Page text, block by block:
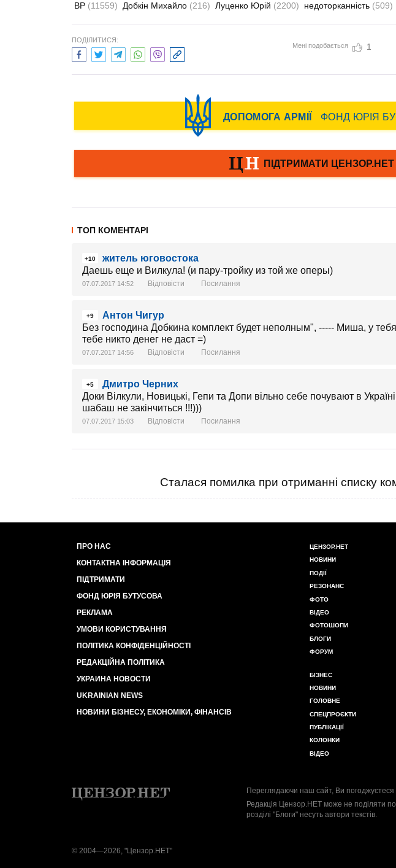
ВР (11559) Добкін Михайло (216) Луценко Юрій (2200) недоторканність (509)
ПОДІЛИТИСЯ:
Мені подобається 1
ТОП КОМЕНТАРІ
+10
житель юговостока
Даешь еще и Вилкула! (и пару-тройку из той же оперы)
07.07.2017 14:52 Відповісти Посилання
+9
Антон Чигур
Без господина Добкина комплект будет неполным", ----- Миша, у тебя
тебе никто денег не даст =)
07.07.2017 14:56 Відповісти Посилання
+5
Дмитро Черних
Доки Вілкули, Новицькі, Гепи та Допи вільно себе почувают в
шабаш не закінчиться !!!)))
07.07.2017 15:03 Відповісти Посилання
Сталася помилка при отриманні списку
ПРО НАС
КОНТАКТНА ІНФОРМАЦІЯ
ПІДТРИМАТИ
ФОНД ЮРІЯ БУТУСОВА
РЕКЛАМА
УМОВИ КОРИСТУВАННЯ
ПОЛІТИКА КОНФІДЕНЦІЙНОСТІ
РЕДАКЦІЙНА ПОЛІТИКА
УКРАИНА НОВОСТИ
UKRAINIAN NEWS
НОВИНИ БІЗНЕСУ, ЕКОНОМІКИ, ФІНАНСІВ
ЦЕНЗОР.НЕТ
НОВИНИ
ПОДІЇ
РЕЗОНАНС
ФОТО
ВІДЕО
ФОТОШОПИ
БЛОГИ
ФОРУМ
БІЗНЕС
НОВИНИ
ГОЛОВНЕ
СПЕЦПРОЄКТИ
ПУБЛІКАЦІЇ
КОЛОНКИ
ВІДЕО
Переглядаючи наш сайт, Ви погоджуєтеся
Редакція Цензор.НЕТ може не поділяти
розділі "Блоги" несуть автори текстів.
© 2004—2026, "Цензор.НЕТ"